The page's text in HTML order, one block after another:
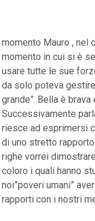
momento Mauro , nel
momento in cui si è
usare tutte le sue
da solo poteva
grande”..Bella è
Successivamente
riesce ad esprimersi
di uno stretto
righe vorrei
coloro i quali hanno
noi”poveri umani”
rapporti con i nostri